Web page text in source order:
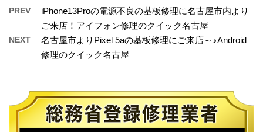
PREV
iPhone13Proの電源不良の基板修理に名古屋市内より
ご来店！アイフォン修理のクイック名古屋
NEXT
名古屋市よりPixel 5aの基板修理にご来店～♪Android
修理のクイック名古屋